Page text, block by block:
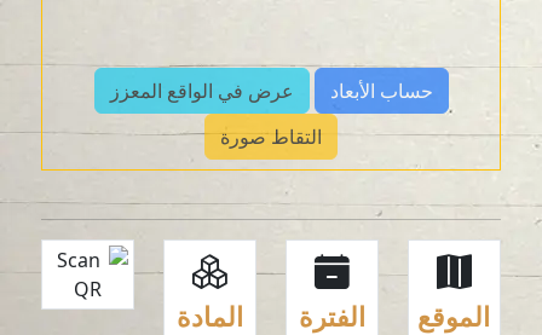
حساب الأبعاد
عرض في الواقع المعزز
التقاط صورة
الموقع
الفترة
المادة